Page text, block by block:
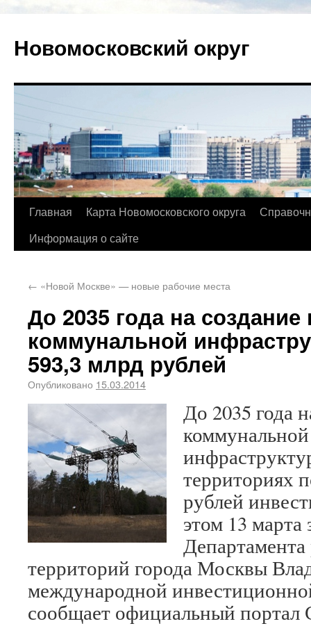
Новомосковский округ
Главная Карта Новомосковского округа
Информация о сайте
← «Новой Москве» — новые рабочие места
До 2035 года на
коммунальной
593,3 млрд рублей
Опубликовано 15.03.2014
До 2035 года
территориях
рублей
этом 13 марта
территорий города Москвы
международной
сообщает официальный